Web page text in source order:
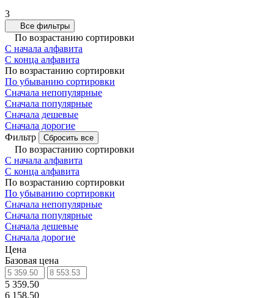
3
Все фильтры
По возрастанию сортировки
С начала алфавита
С конца алфавита
По возрастанию сортировки
По убыванию сортировки
Сначала непопулярные
Сначала популярные
Сначала дешевые
Сначала дорогие
Фильтр
Сбросить все
По возрастанию сортировки
С начала алфавита
С конца алфавита
По возрастанию сортировки
По убыванию сортировки
Сначала непопулярные
Сначала популярные
Сначала дешевые
Сначала дорогие
Цена
Базовая цена
5 359.50
6 158.50